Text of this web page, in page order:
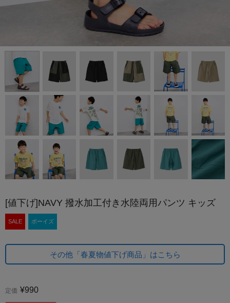
[値下げ]NAVY 撥水加工付き水陸両用パンツ キッズ
SALE ボーイズ
その他「春夏物値下げ商品」はこちら
定価 ¥990